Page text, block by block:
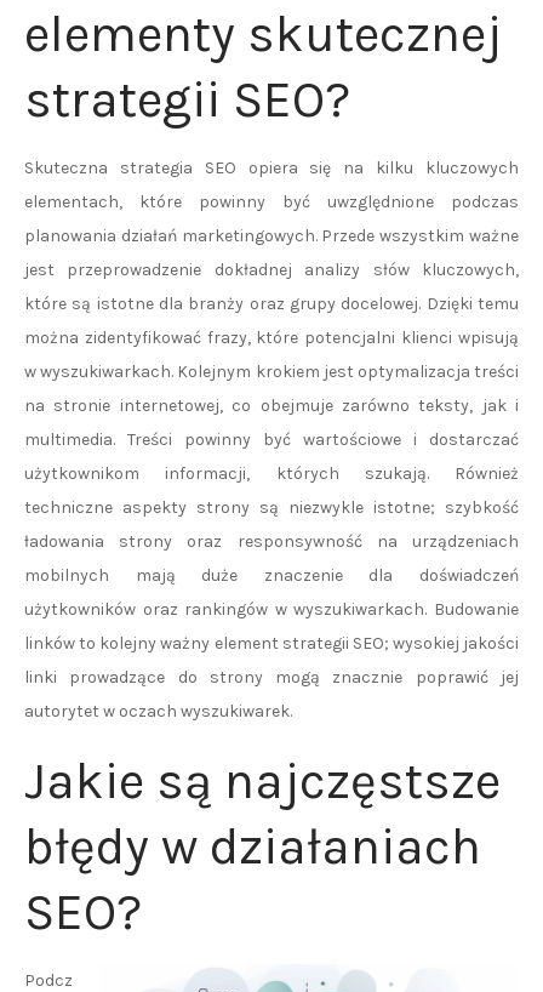
elementy skutecznej
strategii SEO?
Skuteczna strategia SEO opiera się na kilku kluczowych
elementach, które powinny być uwzględnione podczas
planowania działań marketingowych. Przede wszystkim ważne
jest przeprowadzenie dokładnej analizy słów kluczowych,
które są istotne dla branży oraz grupy docelowej. Dzięki temu
można zidentyfikować frazy, które potencjalni klienci wpisują
w wyszukiwarkach. Kolejnym krokiem jest optymalizacja treści
na stronie internetowej, co obejmuje zarówno teksty, jak i
multimedia. Treści powinny być wartościowe i dostarczać
użytkownikom informacji, których szukają. Również
techniczne aspekty strony są niezwykle istotne; szybkość
ładowania strony oraz responsywność na urządzeniach
mobilnych mają duże znaczenie dla doświadczeń
użytkowników oraz rankingów w wyszukiwarkach. Budowanie
linków to kolejny ważny element strategii SEO; wysokiej jakości
linki prowadzące do strony mogą znacznie poprawić jej
autorytet w oczach wyszukiwarek.
Jakie są najczęstsze
błędy w działaniach
SEO?
Podcz